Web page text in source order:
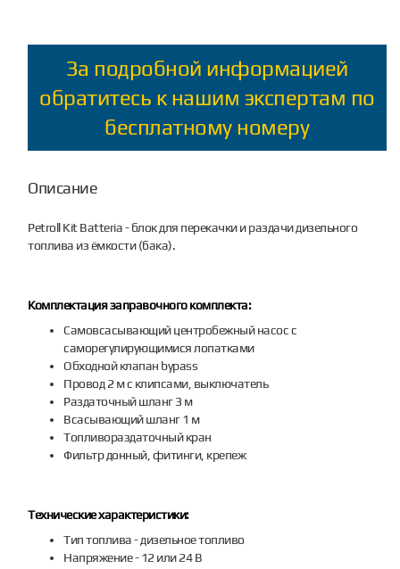
За подробной информацией
обратитесь к нашим экспертам по
бесплатному номеру
Описание
Petroll Kit Batteria - блок для перекачки и раздачи дизельного
топлива из ёмкости (бака).
Комплектация заправочного комплекта:
Самовсасывающий центробежный насос с
саморегулирующимися лопатками
Обходной клапан bypass
Провод 2 м с клипсами, выключатель
Раздаточный шланг 3 м
Всасывающий шланг 1 м
Топливораздаточный кран
Фильтр донный, фитинги, крепеж
Технические характеристики:
Тип топлива - дизельное топливо
Напряжение - 12 или 24 В